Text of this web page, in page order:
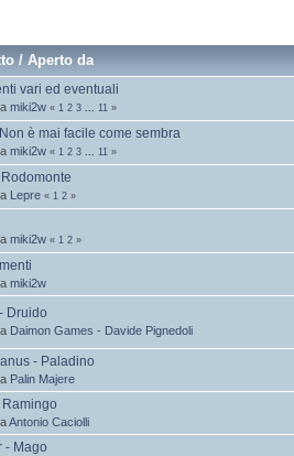
/Aperto da
vari ed eventuali
miki2w « 1 2 3 11 »
è mai facile come sembra
miki2w « 1 2 3 11 »
Lepre « 1 2 »
miki2w « 1 2 »
miki2w
Druido
Daimon Games - Davide Pignedoli
- Paladino
Palin Majere
Antonio Caciolli
- Mago